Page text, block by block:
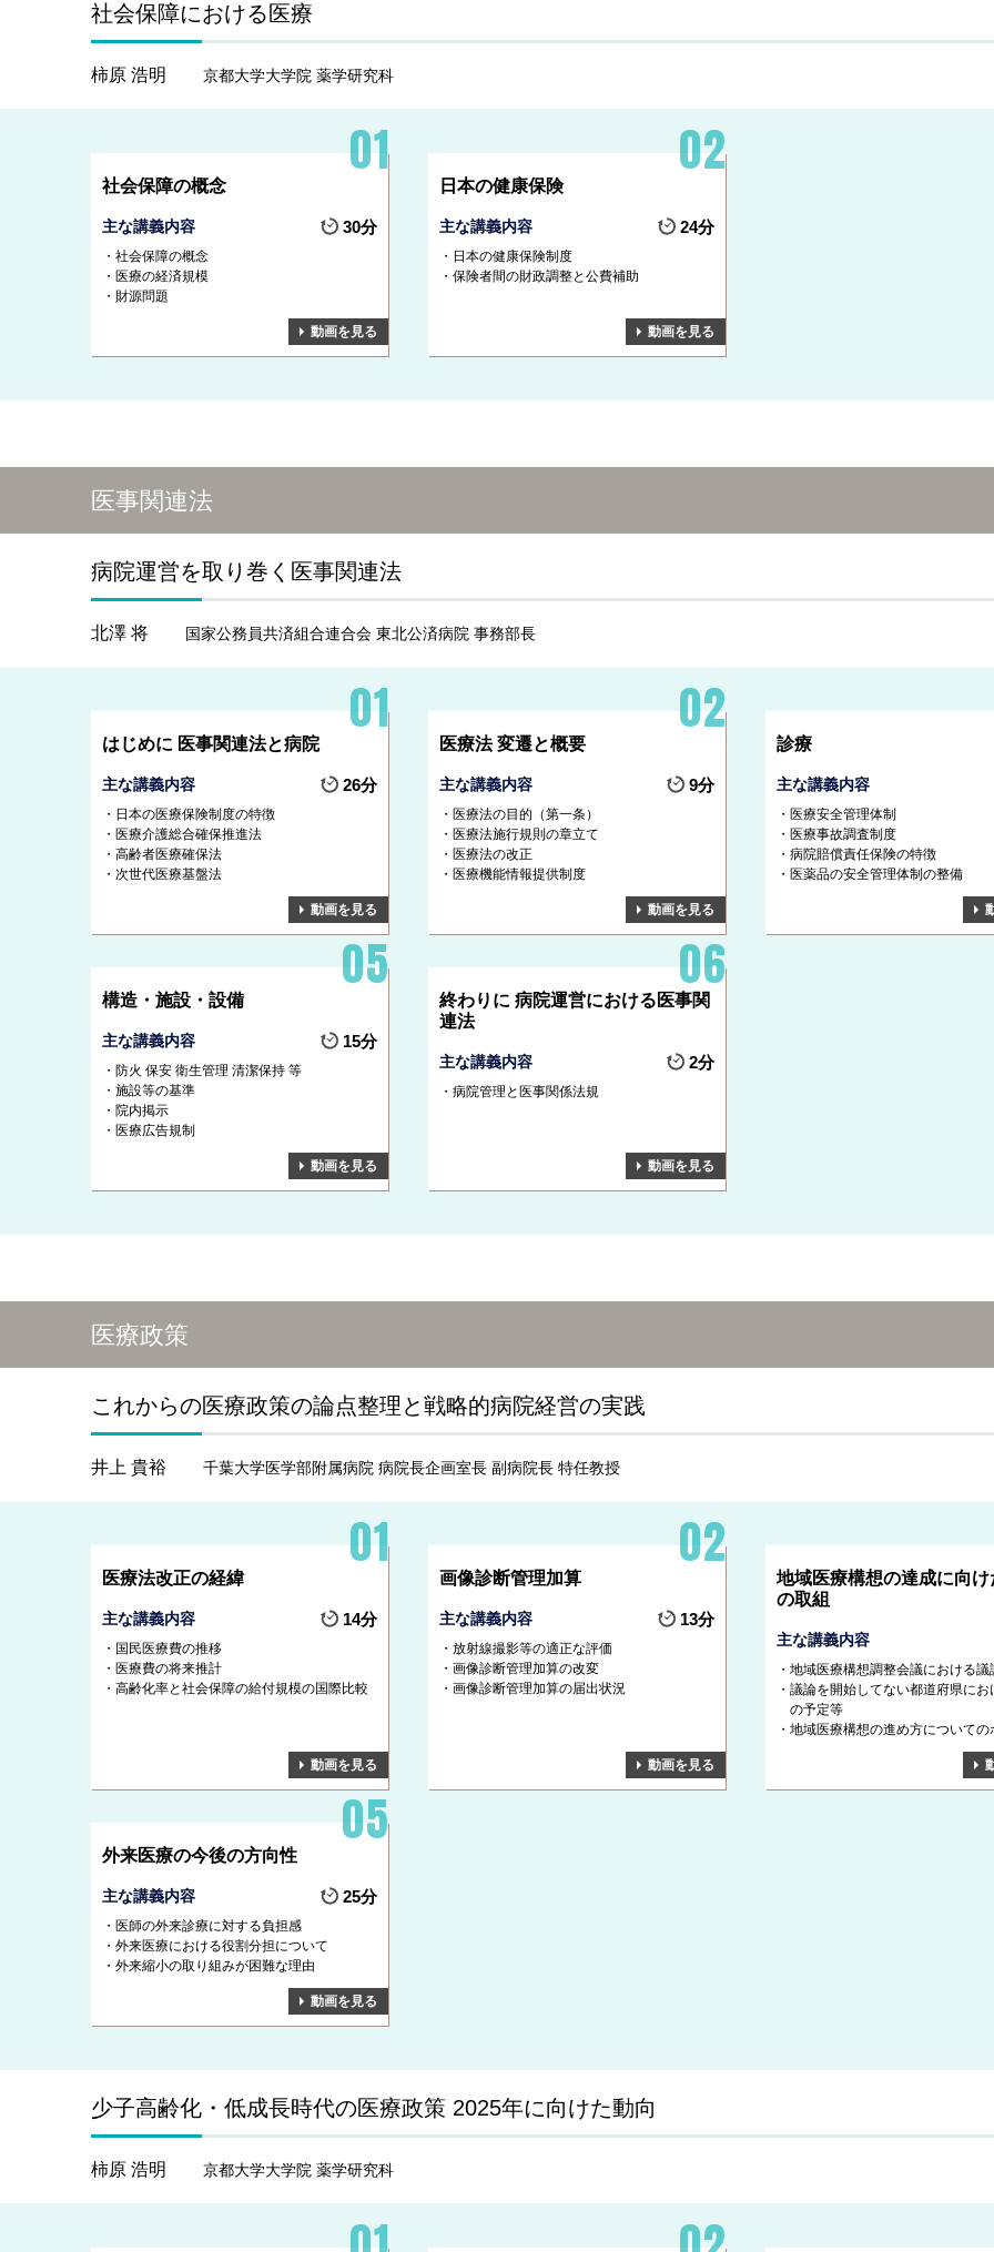
社会保障における医療
柿原 浩明 京都大学大学院 薬学研究科
社会保障の概念
主な講義内容 30分
社会保障の概念
医療の経済規模
財源問題
動画を見る
日本の健康保険
主な講義内容 24分
日本の健康保険制度
保険者間の財政調整と公費補助
動画を見る
医事関連法
病院運営を取り巻く医事関連法
北澤 将 国家公務員共済組合連合会 東北公済病院 事務部長
はじめに 医事関連法と病院
主な講義内容 26分
日本の医療保険制度の特徴
医療介護総合確保推進法
高齢者医療確保法
次世代医療基盤法
動画を見る
医療法 変遷と概要
主な講義内容 9分
医療法の目的（第一条）
医療法施行規則の章立て
医療法の改正
医療機能情報提供制度
動画を見る
診療
主な講義内容
医療安全管理体制
医療事故調査制度
病院賠償責任保険の特徴
医薬品の安全管理体制の整備
構造・施設・設備
主な講義内容 15分
防火 保安 衛生管理 清潔保持 等
施設等の基準
院内掲示
医療広告規制
動画を見る
終わりに 病院運営における医事関
連法
主な講義内容 2分
病院管理と医事関係法規
動画を見る
医療政策
これからの医療政策の論点整理と戦略的病院経営の実践
井上 貴裕 千葉大学医学部附属病院 病院長企画室長 副病院長 特任教授
医療法改正の経緯
主な講義内容 14分
国民医療費の推移
医療費の将来推計
高齢化率と社会保障の給付規模の国際比較
動画を見る
画像診断管理加算
主な講義内容 13分
放射線撮影等の適正な評価
画像診断管理加算の改変
画像診断管理加算の届出状況
動画を見る
地域医療構想の達成に向け
の取組
主な講義内容
地域医療構想調整会議における議
議論を開始してない都道府県にお
の予定等
地域医療構想の進め方についての
外来医療の今後の方向性
主な講義内容 25分
医師の外来診療に対する負担感
外来医療における役割分担について
外来縮小の取り組みが困難な理由
動画を見る
少子高齢化・低成長時代の医療政策 2025年に向けた動向
柿原 浩明 京都大学大学院 薬学研究科